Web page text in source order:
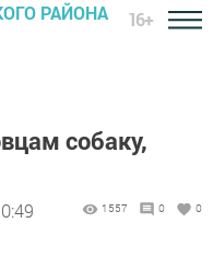
РАЙОНА 16+
собаку,
1557 0 0